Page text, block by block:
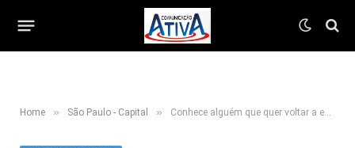
Home » São Paulo - Capital » Conhece alguém que quer voltar a estudar? A EJA está com matrículas abertas o ano todo